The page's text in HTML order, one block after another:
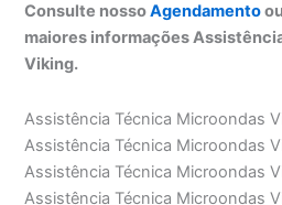
Consulte nossoAgendamento
maiores informações
Viking.
Assistência Técnica Microondas
Assistência Técnica Microondas
Assistência Técnica Microondas
Assistência Técnica Microondas